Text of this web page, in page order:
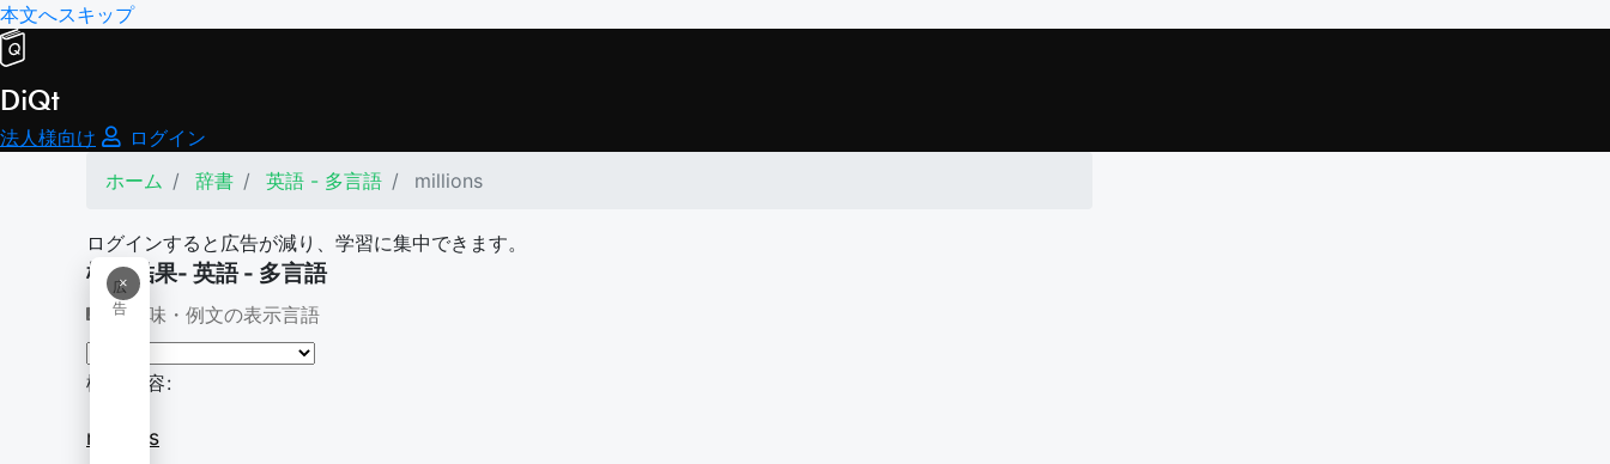
本文へスキップ
DiQt
法人様向け
ログイン
ホーム
辞書 英語 - 多言語 millions
ログインすると広告が減り、学習に集中できます。
×
広
告
検索結果- 英語 - 多言語
意味・例文の表示言語
検索内容:
millions